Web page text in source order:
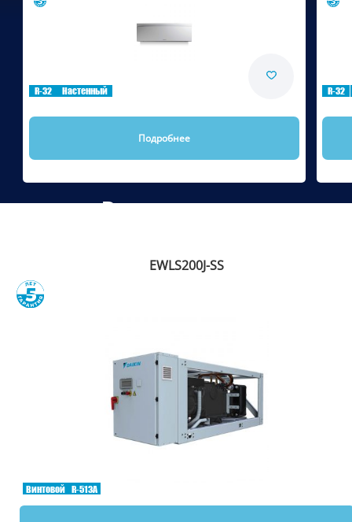
R-32 Настенный
Подробнее
R-32
Рекомендуем
EWLS200J-SS
Винтовой R-513A